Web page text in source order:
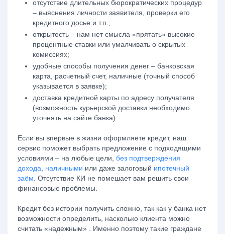
отсутствие длительных бюрократических процедур
– выяснения личности заявителя, проверки его
кредитного досье и т.п.;
открытость – нам нет смысла «прятать» высокие
процентные ставки или умалчивать о скрытых
комиссиях;
удобные способы получения денег – банковская
карта, расчетный счет, наличные (точный способ
указывается в заявке);
доставка кредитной карты по адресу получателя
(возможность курьерской доставки необходимо
уточнять на сайте банка).
Если вы впервые в жизни оформляете кредит, наш
сервис поможет выбрать предложение с подходящими
условиями – на любые цели, без подтверждения
дохода
наличными или даже залоговый ипотечный
заём . Отсутствие КИ не помешает вам решить свои
финансовые проблемы.
Кредит без истории получить сложно, так как у банка нет
возможности определить, насколько клиента можно
считать «надежным» . Именно поэтому такие граждане